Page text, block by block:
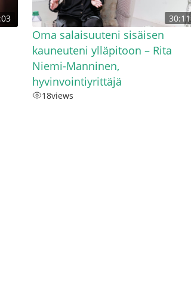
30:11
Oma salaisuuteni sisäisen
kauneuteni ylläpitoon – Rita
Niemi-Manninen,
hyvinvointiyrittäjä
18views